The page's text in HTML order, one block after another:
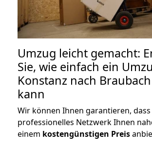
Umzug leicht gemacht:
Sie, wie einfach ein
Konstanz nach
kann
Wir können Ihnen garantieren,
professionelles Netzwerk Ihnen
einem kostengünstigen Preis